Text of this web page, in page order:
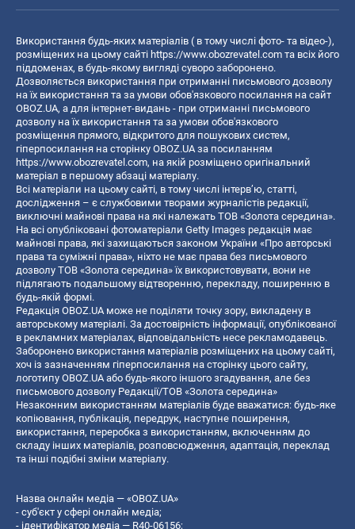
Використання будь-яких матеріалів ( в тому числі фото- та відео-),
розміщених на цьому сайті https://www.obozrevatel.com та всіх його
піддоменах, в будь-якому вигляді суворо заборонено.
Дозволяється використання при отриманні письмового дозволу
на їх використання та за умови обов'язкового посилання на сайт
OBOZ.UA, а для інтернет-видань - при отриманні письмового
дозволу на їх використання та за умови обов'язкового
розміщення прямого, відкритого для пошукових систем,
гіперпосилання на сторінку OBOZ.UA за посиланням
https://www.obozrevatel.com, на якій розміщено оригінальний
матеріал в першому абзаці матеріалу.
Всі матеріали на цьому сайті, в тому числі інтерв’ю, статті,
дослідження – є службовими творами журналістів редакції,
виключні майнові права на які належать ТОВ «Золота середина».
На всі опубліковані фотоматеріали Getty Images редакція має
майнові права, які захищаються законом України «Про авторські
права та суміжні права», ніхто не має права без письмового
дозволу ТОВ «Золота середина» їх використовувати, вони не
підлягають подальшому відтворенню, перекладу, поширенню в
будь-якій формі.
Редакція OBOZ.UA може не поділяти точку зору, викладену в
авторському матеріалі. За достовірність інформації, опублікованої
в рекламних матеріалах, відповідальність несе рекламодавець.
Заборонено використання матеріалів розміщених на цьому сайті,
хоч із зазначенням гіперпосилання на сторінку цього сайту,
логотипу OBOZ.UA або будь-якого іншого згадування, але без
письмового дозволу Редакції/ТОВ «Золота середина»
Незаконним використанням матеріалів буде вважатися: будь-яке
копiювання, публiкацiя, передрук, наступне поширення,
використання, переробка з використанням, включенням до
складу інших матеріалів, розповсюдження, адаптація, переклад
та інші подібні зміни матеріалу.
Назва онлайн медіа — «OBOZ.UA»
- суб'єкт у сфері онлайн медіа;
- ідентифікатор медіа — R40-06156;